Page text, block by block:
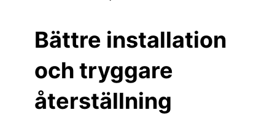
Bättre installation
och tryggare
återställning